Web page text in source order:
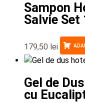
Sampon
Salvie Set
179,50 lei
Gel de
cu